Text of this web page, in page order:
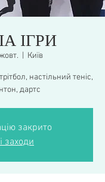
ІГРИ
Київ
настільний теніс,
дартс
закрито
заходи